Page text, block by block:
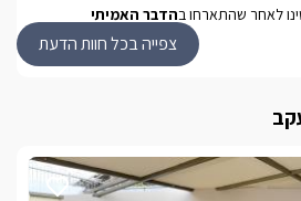
ועד הים, ושקיעות קסומות של הצפון שניתנות לצפייה מהחצר
עם אופי עיצובי מיוחד ועכשווי, בסגנון "בוהו שיק" באבזור מלא
לאחר שהתארחו בהדבר האמיתי
צפייה בכל חוות הדעת